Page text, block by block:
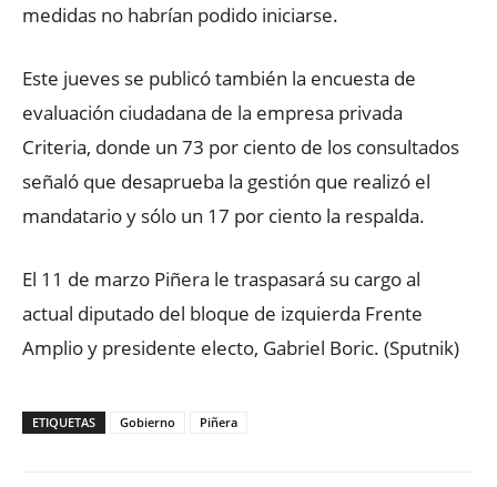
medidas no habrían podido iniciarse.
Este jueves se publicó también la encuesta de
evaluación ciudadana de la empresa privada
Criteria, donde un 73 por ciento de los consultados
señaló que desaprueba la gestión que realizó el
mandatario y sólo un 17 por ciento la respalda.
El 11 de marzo Piñera le traspasará su cargo al
actual diputado del bloque de izquierda Frente
Amplio y presidente electo, Gabriel Boric. (Sputnik)
ETIQUETAS Gobierno Piñera